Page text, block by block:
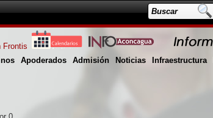
Apoderados Admisión Noticias Infraestructura
Frontis